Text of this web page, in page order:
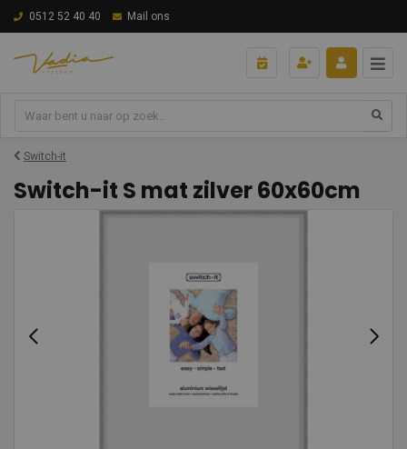
0512 52 40 40 Mail ons
Switch-it
Switch-it S mat zilver 60x60cm